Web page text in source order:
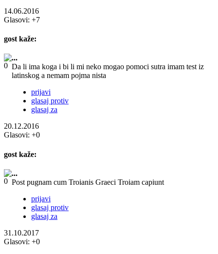
14.06.2016
Glasovi: +7
gost kaže:
...
Da li ima koga i bi li mi neko mogao pomoci sutra imam test iz
latinskog a nemam pojma nista
prijavi
glasaj protiv
glasaj za
20.12.2016
Glasovi: +0
gost kaže:
...
Post pugnam cum Troianis Graeci Troiam capiunt
prijavi
glasaj protiv
glasaj za
31.10.2017
Glasovi: +0